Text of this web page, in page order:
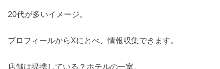
20代が多いイメージ。
プロフィールからXにとべ、情報収集できます。
店舗は提携している？ホテルの一室。